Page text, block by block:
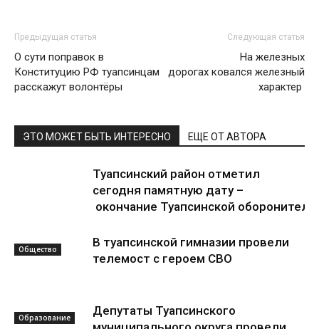
Предыдущая статья
О сути поправок в
Конституцию РФ туапсинцам
расскажут волонтёры
Следующая статья
На железных
дорогах ковался железный
характер
ЭТО МОЖЕТ БЫТЬ ИНТЕРЕСНО ЕЩЕ ОТ АВТОРА
Общество
Туапсинский район отметил
сегодня памятную дату –
окончание Туапсинской
Образование
В туапсинской гимназии провели
телемост с героем СВО
Депутаты Туапсинского